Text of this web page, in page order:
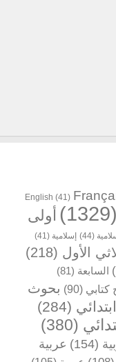
English (41)
(1329)
أولى
(44) إسلامية (41)
الأول (218)
السابعة (81)
كتابي (90)
بحوث
(284)
(380)
(154)
عربية